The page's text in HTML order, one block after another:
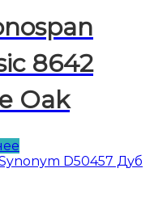
8642
Oak